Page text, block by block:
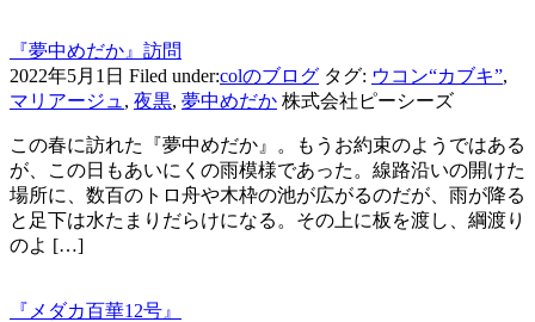
『夢中めだか』訪問
2022年5月1日 Filed under:colのブログ タグ: ウコン“カブキ”,
マリアージュ , 夜黒, 夢中めだか 株式会社ピーシーズ
この春に訪れた『夢中めだか』。もうお約束のようではある
が、この日もあいにくの雨模様であった。線路沿いの開けた
場所に、数百のトロ舟や木枠の池が広がるのだが、雨が降る
と足下は水たまりだらけになる。その上に板を渡し、綱渡り
のよ […]
『メダカ百華12号』